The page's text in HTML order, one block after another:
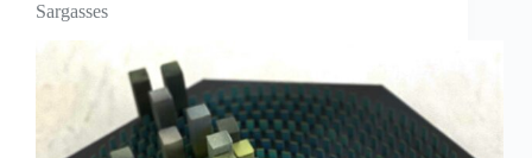
Sargasses